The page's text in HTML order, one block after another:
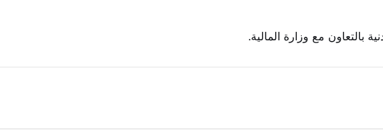
بالتعاون مع وزارة المالية.